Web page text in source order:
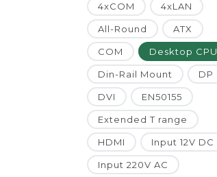
4xCOM 4xLAN
All-Round ATX
COM Desktop CPU
Din-Rail Mount DP
DVI EN50155
Extended T range
HDMI Input 12V DC
Input 220V AC